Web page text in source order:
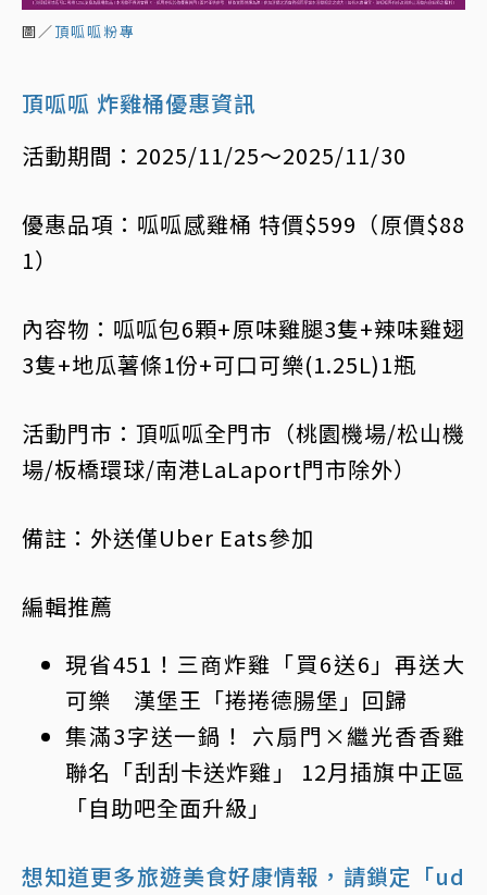
圖／頂呱呱粉專
頂呱呱 炸雞桶優惠資訊
活動期間：2025/11/25～2025/11/30
優惠品項：呱呱感雞桶 特價$599（原價$88
1）
內容物：呱呱包6顆+原味雞腿3隻+辣味雞翅
3隻+地瓜薯條1份+可口可樂(1.25L)1瓶
活動門市：頂呱呱全門市（桃園機場/松山機
場/板橋環球/南港LaLaport門市除外）
備註：外送僅Uber Eats參加
編輯推薦
現省451！三商炸雞「買6送6」再送大
可樂 漢堡王「捲捲德腸堡」回歸
集滿3字送一鍋！ 六扇門×繼光香香雞
聯名「刮刮卡送炸雞」 12月插旗中正區
「自助吧全面升級」
想知道更多旅遊美食好康情報，請鎖定「ud